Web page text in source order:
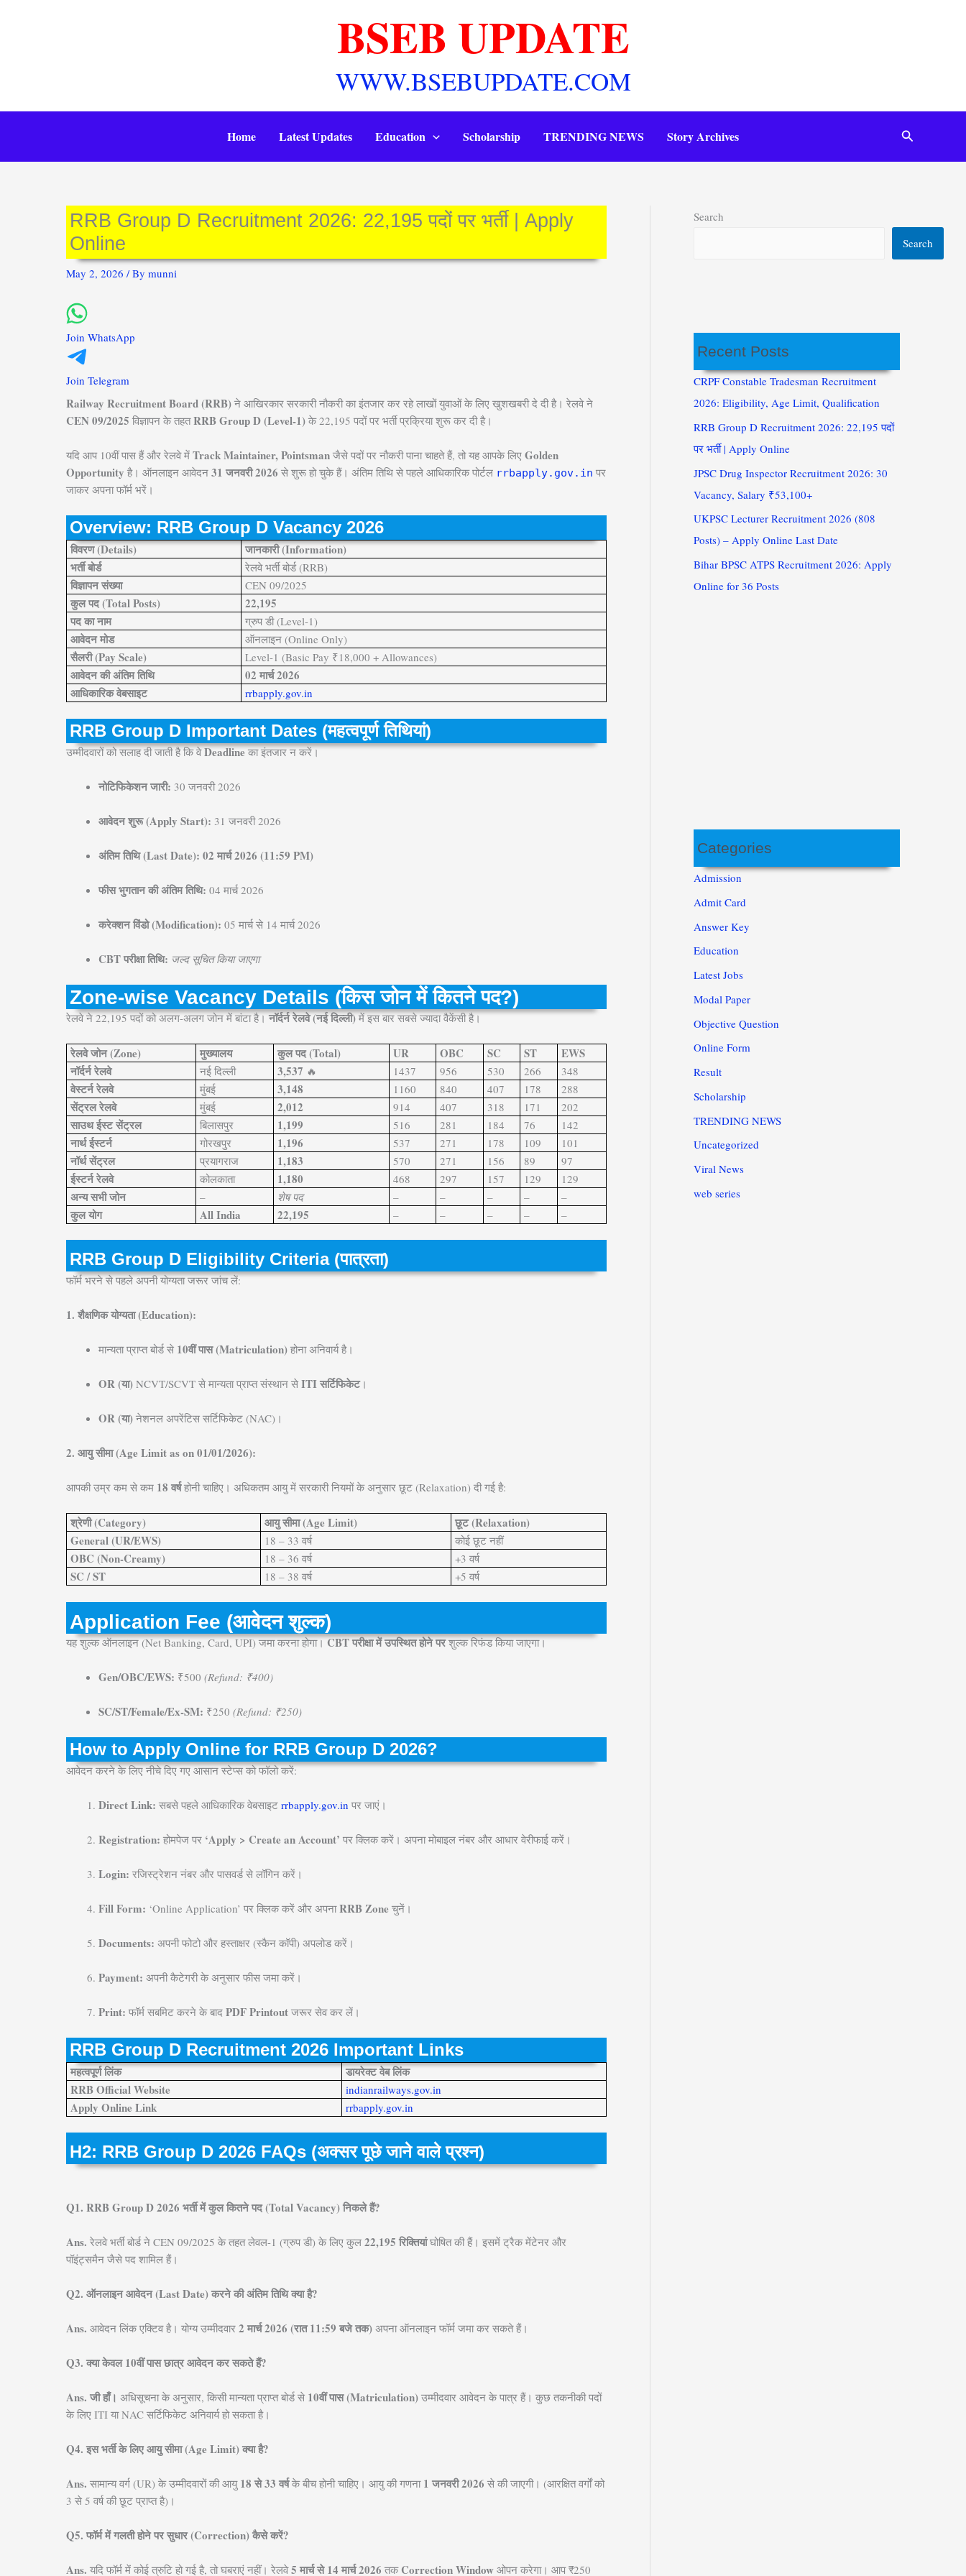
BSEB UPDATE
WWW.BSEBUPDATE.COM
Home Latest Updates Education Scholarship TRENDING NEWS Story Archives Search
RRB Group D Recruitment 2026: 22,195 पदों पर भर्ती | Apply
Online
May 2, 2026 / By munni
Join WhatsApp
Join Telegram
Railway Recruitment Board (RRB) ने आखिरकार सरकारी नौकरी का इंतजार कर रहे लाखों युवाओं के लिए खुशखबरी दे दी है। रेलवे ने
CEN 09/2025 विज्ञापन के तहतRRB Group D (Level-1) के 22,195 पदों पर भर्ती प्रक्रिया शुरू कर दी है।
यदि आप 10वीं पास हैं और रेलवे में Track Maintainer, Pointsman जैसे पदों पर नौकरी पाना चाहते हैं, तो यह आपके लिए Golden
Opportunity है। ऑनलाइन आवेदन 31 जनवरी 2026 से शुरू हो चुके हैं। अंतिम तिथि से पहले आधिकारिक पोर्टल rrbapply.gov.in पर
जाकर अपना फॉर्म भरें।
Overview: RRB Group D Vacancy 2026
विवरण (Details)
जानकारी (Information)
भर्ती बोर्ड
रेलवे भर्ती बोर्ड (RRB)
विज्ञापन संख्या CEN 09/2025
कुल पद (Total Posts)
22,195
पद का नाम
ग्रुप डी (Level-1)
आवेदन मोड ऑनलाइन (Online Only)
सैलरी (Pay Scale) Level-1 (Basic Pay ₹18,000 + Allowances)
आवेदन की अंतिम तिथि
02 मार्च 2026
आधिकारिक वेबसाइट
rrbapply.gov.in
RRB Group D Important Dates (महत्वपूर्ण तिथियां)
उम्मीदवारों को सलाह दी जाती है कि वेDeadlineका इंतजार न करें।
नोटिफिकेशन जारी: 30 जनवरी 2026
आवेदन शुरू (Apply Start): 31 जनवरी 2026
अंतिम तिथि (Last Date): 02 मार्च 2026 (11:59 PM)
फीस भुगतान की अंतिम तिथि: 04 मार्च 2026
करेक्शन विंडो (Modification): 05 मार्च से 14 मार्च 2026
CBT परीक्षा तिथि: जल्द सूचित किया जाएगा
Zone-wise Vacancy Details (किस जोन में कितने पद?)
रेलवे ने 22,195 पदों को अलग-अलग जोन में बांटा है।नॉर्दर्न रेलवे (नई दिल्ली)में इस बार सबसे ज्यादा वैकेंसी है।
रेलवे जोन (Zone) मुख्यालय कुल पद (Total) UR OBC SC ST
EWS
नॉर्दर्न रेलवे
नई दिल्ली 3,537 🔥 1437 956 530 266 348
वेस्टर्न रेलवे मुंबई 3,148 1160 840 407 178 288
सेंट्रल रेलवे मुंबई 2,012 914 407 318 171 202
साउथ ईस्ट सेंट्रल बिलासपुर 1,199 516 281 184 76 142
नार्थ ईस्टर्न गोरखपुर 1,196 537 271 178 109 101
नॉर्थ सेंट्रल प्रयागराज 1,183 570 271 156 89 97
ईस्टर्न रेलवे कोलकाता 1,180 468 297 157 129 129
अन्य सभी जोन – शेष पद – – – – –
कुल योग All India 22,195 – – – – –
RRB Group D Eligibility Criteria (पात्रता)
फॉर्म भरने से पहले अपनी योग्यता जरूर जांच लें:
1. शैक्षणिक योग्यता (Education):
मान्यता प्राप्त बोर्ड से 10वीं पास (Matriculation) होना अनिवार्य है।
OR (या) NCVT/SCVT से मान्यता प्राप्त संस्थान से ITI सर्टिफिकेट।
OR (या) नेशनल अपरेंटिस सर्टिफिकेट (NAC)।
2. आयु सीमा (Age Limit as on 01/01/2026):
आपकी उम्र कम से कम 18 वर्षहोनी चाहिए। अधिकतम आयु में सरकारी नियमों के अनुसार छूट (Relaxation) दी गई है:
श्रेणी (Category) आयु सीमा (Age Limit)
छूट (Relaxation)
General (UR/EWS)
18 – 33 वर्ष कोई छूट नहीं
OBC (Non-Creamy) 18 – 36 वर्ष +3 वर्ष
SC / ST 18 – 38 वर्ष +5 वर्ष
Application Fee (आवेदन शुल्क)
यह शुल्क ऑनलाइन (Net Banking, Card, UPI) जमा करना होगा।CBT परीक्षा में उपस्थित होने परशुल्क रिफंड किया जाएगा।
Gen/OBC/EWS: ₹500 (Refund: ₹400)
SC/ST/Female/Ex-SM: ₹250 (Refund: ₹250)
How to Apply Online for RRB Group D 2026?
आवेदन करने के लिए नीचे दिए गए आसान स्टेप्स को फॉलो करें:
Direct Link: सबसे पहले आधिकारिक वेबसाइट rrbapply.gov.in पर जाएं।
Registration: होमपेज पर ‘Apply > Create an Account’ पर क्लिक करें। अपना मोबाइल नंबर और आधार वेरीफाई करें।
Login: रजिस्ट्रेशन नंबर और पासवर्ड से लॉगिन करें।
Fill Form: ‘Online Application’ पर क्लिक करें और अपनाRRB Zone चुनें।
Documents: अपनी फोटो और हस्ताक्षर (स्कैन कॉपी) अपलोड करें।
Payment: अपनी कैटेगरी के अनुसार फीस जमा करें।
Print: फॉर्म सबमिट करने के बाद PDF Printout जरूर सेव कर लें।
RRB Group D Recruitment 2026 Important Links
महत्वपूर्ण लिंक
डायरेक्ट वेब लिंक
RRB Official Website
indianrailways.gov.in
Apply Online Link rrbapply.gov.in
H2: RRB Group D 2026 FAQs (अक्सर पूछे जाने वाले प्रश्न)
Q1. RRB Group D 2026 भर्ती में कुल कितने पद (Total Vacancy) निकले हैं?
Ans. रेलवे भर्ती बोर्ड ने CEN 09/2025 के तहत लेवल-1 (ग्रुप डी) के लिए कुल 22,195 रिक्तियांघोषित की हैं। इसमें ट्रैक मेंटेनर और
पॉइंट्समैन जैसे पद शामिल हैं।
Q2. ऑनलाइन आवेदन (Last Date) करने की अंतिम तिथि क्या है?
Ans. आवेदन लिंक एक्टिव है। योग्य उम्मीदवार 2 मार्च 2026 (रात 11:59 बजे तक) अपना ऑनलाइन फॉर्म जमा कर सकते हैं।
Q3. क्या केवल 10वीं पास छात्र आवेदन कर सकते हैं?
Ans. जी हाँ। अधिसूचना के अनुसार, किसी मान्यता प्राप्त बोर्ड से 10वीं पास (Matriculation) उम्मीदवार आवेदन के पात्र हैं। कुछ तकनीकी पदों
के लिए ITI या NAC सर्टिफिकेट अनिवार्य हो सकता है।
Q4. इस भर्ती के लिए आयु सीमा (Age Limit) क्या है?
Ans. सामान्य वर्ग (UR) के उम्मीदवारों की आयु 18 से 33 वर्षके बीच होनी चाहिए। आयु की गणना 1 जनवरी 2026 से की जाएगी। (आरक्षित वर्गों को
3 से 5 वर्ष की छूट प्राप्त है)।
Q5. फॉर्म में गलती होने पर सुधार (Correction) कैसे करें?
Ans. यदि फॉर्म में कोई त्रुटि हो गई है, तो घबराएं नहीं। रेलवे5 मार्च से 14 मार्च 2026 तकCorrection Window ओपन करेगा। आप ₹250
Search
Search
Recent Posts
CRPF Constable Tradesman Recruitment
2026: Eligibility, Age Limit, Qualification
RRB Group D Recruitment 2026: 22,195 पदों
पर भर्ती | Apply Online
JPSC Drug Inspector Recruitment 2026: 30
Vacancy, Salary ₹53,100+
UKPSC Lecturer Recruitment 2026 (808
Posts) – Apply Online Last Date
Bihar BPSC ATPS Recruitment 2026: Apply
Online for 36 Posts
Categories
Admission
Admit Card
Answer Key
Education
Latest Jobs
Modal Paper
Objective Question
Online Form
Result
Scholarship
TRENDING NEWS
Uncategorized
Viral News
web series